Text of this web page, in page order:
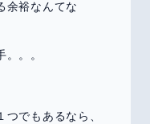
余裕なんてな
。。
でもあるなら、